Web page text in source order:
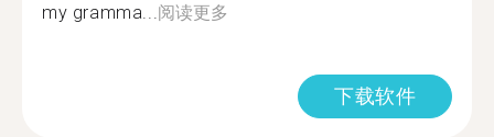
my gramma... 阅读更多
下载软件